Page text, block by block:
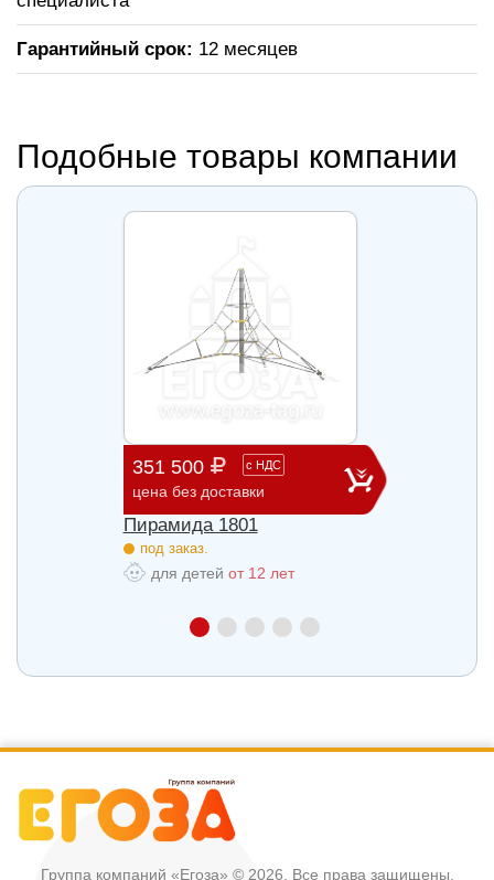
Гарантийный срок: 12 месяцев
Подобные товары компании
351 500 с НДС
цена без доставки
Пирамида 1801
под заказ.
для детей от 12 лет
Группа компаний «Егоза» © 2026, Все права защищены.